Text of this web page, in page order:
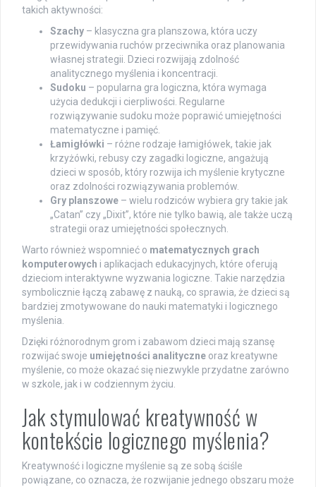
takich aktywności:
Szachy – klasyczna gra planszowa, która uczy
przewidywania ruchów przeciwnika oraz planowania
własnej strategii. Dzieci rozwijają zdolność
analitycznego myślenia i koncentracji.
Sudoku – popularna gra logiczna, która wymaga
użycia dedukcji i cierpliwości. Regularne
rozwiązywanie sudoku może poprawić umiejętności
matematyczne i pamięć.
Łamigłówki – różne rodzaje łamigłówek, takie jak
krzyżówki, rebusy czy zagadki logiczne, angażują
dzieci w sposób, który rozwija ich myślenie krytyczne
oraz zdolności rozwiązywania problemów.
Gry planszowe – wielu rodziców wybiera gry takie jak
„Catan” czy „Dixit”, które nie tylko bawią, ale także uczą
strategii oraz umiejętności społecznych.
Warto również wspomnieć o matematycznych grach
komputerowych i aplikacjach edukacyjnych, które oferują
dzieciom interaktywne wyzwania logiczne. Takie narzędzia
symbolicznie łączą zabawę z nauką, co sprawia, że dzieci są
bardziej zmotywowane do nauki matematyki i logicznego
myślenia.
Dzięki różnorodnym grom i zabawom dzieci mają szansę
rozwijać swoje umiejętności analityczne oraz kreatywne
myślenie, co może okazać się niezwykle przydatne zarówno
w szkole, jak i w codziennym życiu.
Jak stymulować kreatywność w
kontekście logicznego myślenia?
Kreatywność i logiczne myślenie są ze sobą ściśle
powiązane, co oznacza, że rozwijanie jednego obszaru może